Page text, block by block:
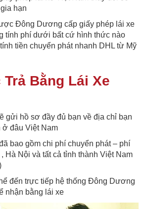
hạn
Đông Dương cấp giấy phép lái xe
tính phí dưới bất cứ hình thức nào
tiền chuyển phát nhanh DHL từ Mỹ
Bằng Lái Xe
gửi hồ sơ đầy đủ bạn về địa chỉ bạn
ở đâu Việt Nam
bao gồm chi phí chuyển phát – phí
Hà Nội và tất cả tỉnh thành Việt Nam
đến trực tiếp hệ thống Đông Dương
nhận bằng lái xe